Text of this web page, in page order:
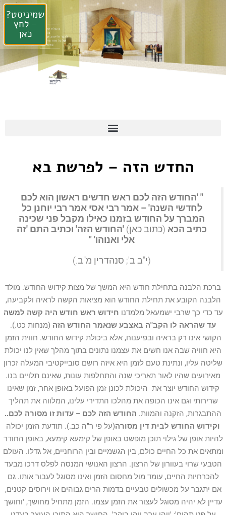
החדש הזה – לפרשת בא
" 'החודש הזה לכם ראש חדשים ראשון הוא לכם
לחדשי השנה' – אמר רבי אסי אמר רבי יוחנן כל
המברך על החודש בזמנו כאילו מקבל פני שכינה
כתיב הכא (כתוב כאן) 'החודש הזה' וכתיב התם 'זה
אלי ואנוהו' "
(י"ב ב'; סנהדרין מ"ב.)
ברכת הלבנה בתחילת חודש היא המשך של מצות קידוש החודש. מולד
הלבנה הקובע את תחילת החודש הוא מציאות הקשה לראיה ולקביעה,
עד כדי כך שרבי ישמעאל מלמדנו חידוש ראש חודש היה קשה למשה
עד שהראה לו הקב"ה באצבע שנאמר החודש הזה (מנחות כט.).
הקושי אינו רק בראיה ובפיענוח, אלא ביכולת קידוש החודש. חווית הזמן
היא חוויה שבה אנו חשים את עצמנו נתונים בתוך מהלך שאין לנו יכולת
שליטה עליו, ונתינת טעם לזמן היא איזה רושם סובייקטיבי המעלה זכרון
מאירועים שהיו לאור תאריכי שנה והתחלפות עונות, שאינם תלויים בנו.
קידוש החודש יוצר את היכולת לכונן זמן הפועל באופן אחר, זמן שאינו
שרירותי וגם אינו הכופה את מהלכו התדירי עלינו, המלווה את תהליך
ההתבגרות, הזקנה והמוות. החודש הזה לכם – עדות זו מסורה לכם..
וקידוש החודש לבית דין מסורה(על פי ר"ה כב.). תודעת הזמן יכולה
להיות אופן של גילוי תוכן מופשט באופן של קימעא קימעא, באופן החודר
ומתאים את כל החיים כולם, בין הגשמיים ובין הרוחניים, אל גדלו. העולם
הטבעי שרוי בעוורון של הרצון. הרצון האנושי המנסה לפלס דרכו מבעד
להכרחיות החיים, עומד מול מחסום הזמן ואינו מסוגל לעבור אותו. גם
אם יתגבר על מכשולים טבעיים בדמות הרים גבוהים או וירוסים קטנים,
עדיין לא יהיה מסוגל לעצור את הזמן עצמו. הזמן מתחיל מחושך, 'וחושך
שמיניסט?
- לחץ
כאן